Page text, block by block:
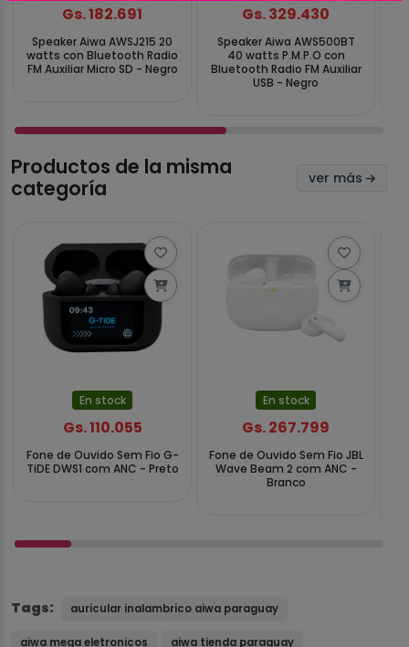
Gs. 182.691
Speaker Aiwa AWSJ215 20
watts con Bluetooth Radio
FM Auxiliar Micro SD - Negro
Gs. 329.430
Speaker Aiwa AWS500BT
40 watts P.M.P.O con
Bluetooth Radio FM Auxiliar
USB - Negro
Productos de la misma
categoría
ver más
En stock
Gs. 110.055
Fone de Ouvido Sem Fio G-
TiDE DWS1 com ANC - Preto
En stock
Gs. 267.799
Fone de Ouvido Sem Fio JBL
Wave Beam 2 com ANC -
Branco
Tags: auricular inalambrico aiwa paraguay
aiwa mega eletronicos aiwa tienda paraguay